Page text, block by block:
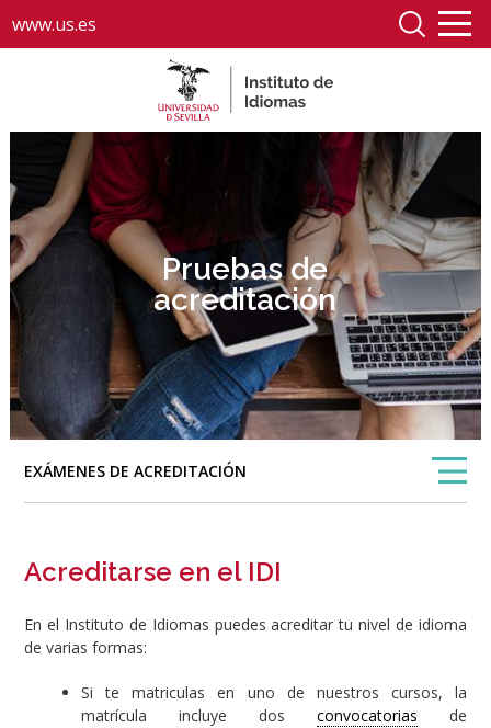
www.us.es
Pruebas de
acreditación
EXÁMENES DE ACREDITACIÓN
Acreditarse en el IDI
En el Instituto de Idiomas puedes acreditar tu nivel de idioma
de varias formas:
Si te matriculas en uno de nuestros cursos, la
matrícula incluye dos convocatorias de